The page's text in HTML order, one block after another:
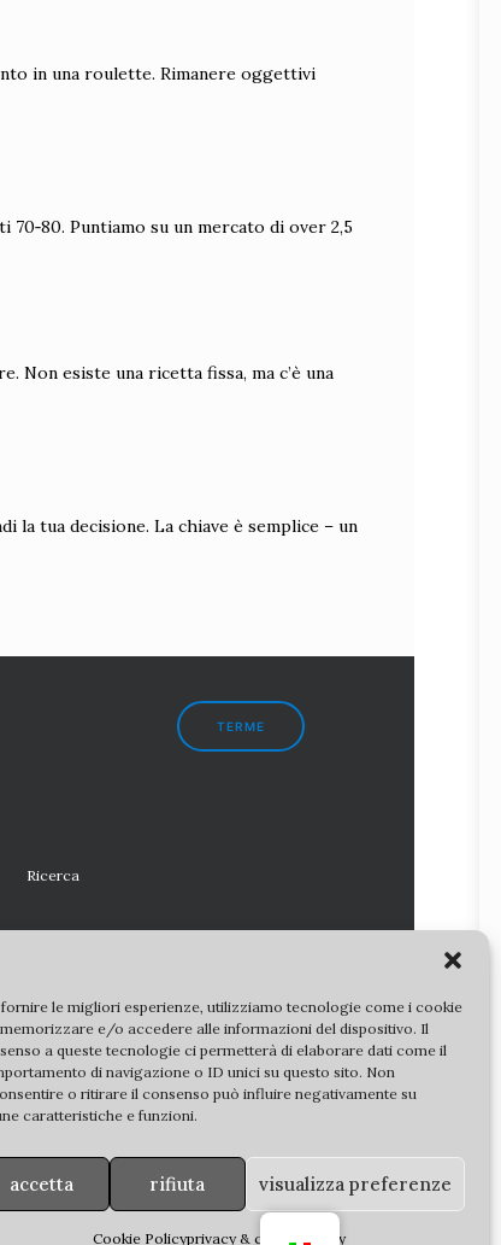
fornire le migliori esperienze, utilizziamo tecnologie come i cookie
e/o accedere alle informazioni del dispositivo. Il
a queste tecnologie ci permetterà di elaborare dati come il
di navigazione o ID unici su questo sito. Non
o ritirare il consenso può influire negativamente su
caratteristiche e funzioni.
accetta rifiuta visualizza preferenze
Cookie Policyprivacy & cookie policy
in una roulette. Rimanere oggettivi
Puntiamo su un mercato di over 2,5
esiste una ricetta fissa, ma c’è una
tua decisione. La chiave è semplice – un
TERME
Ricerca
riservati |partner|copyright |privacy policy
statali sono utilizzate su concessione della
riproduzioni delle immagini sono regolate dalla
D. Lgs 42/2004 s.m.i.– DM 161/23) e ne è vietata
a scopo di lucro.